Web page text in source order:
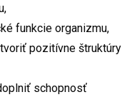
funkcie organizmu,
pozitívne štruktúry
schopnosť